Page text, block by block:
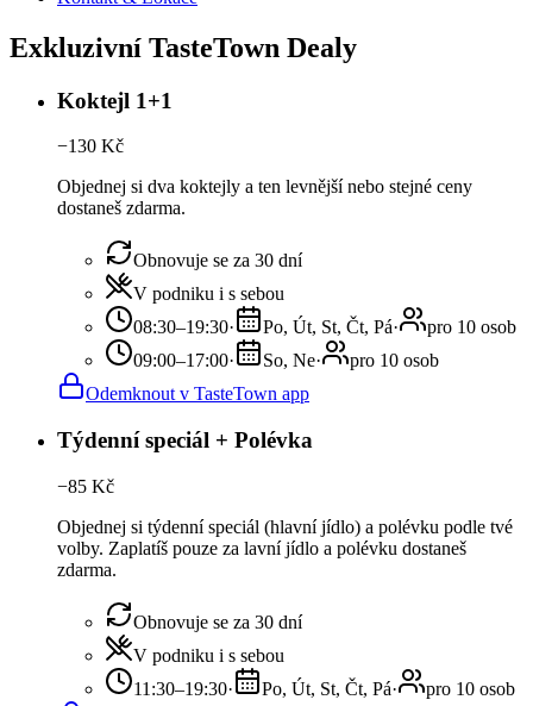
Exkluzivní TasteTown Dealy
Koktejl 1+1
−130 Kč
Objednej si dva koktejly a ten levnější nebo stejné ceny
dostaneš zdarma.
Obnovuje se za 30 dní
V podniku i s sebou
08:30–19:30· Po, Út, St, Čt, Pá·
pro 10 osob
09:00–17:00· So, Ne·
pro 10 osob
Odemknout v TasteTown app
Týdenní speciál + Polévka
−85 Kč
Objednej si týdenní speciál (hlavní jídlo) a polévku podle tvé
volby. Zaplatíš pouze za lavní jídlo a polévku dostaneš
zdarma.
Obnovuje se za 30 dní
V podniku i s sebou
11:30–19:30· Po, Út, St, Čt, Pá·
pro 10 osob